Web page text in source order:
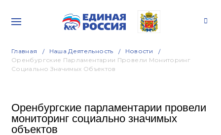
Главная Наша Деятельность
Новости
Оренбургские Парламентарии Провели Мониторинг
Социально Значимых Объектов
Оренбургские парламентарии провели
мониторинг социально значимых
объектов